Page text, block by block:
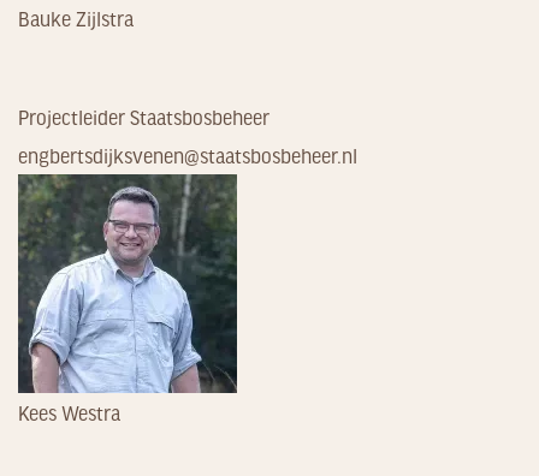
Bauke Zijlstra
Projectleider Staatsbosbeheer
engbertsdijksvenen@staatsbosbeheer.nl
Kees Westra